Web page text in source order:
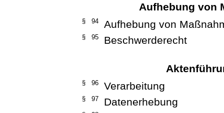
Aufhebung von
§ 94 Aufhebung von
§ 95 Beschwerderecht
§ 96 Verarbeitung
§ 97 Datenerhebung